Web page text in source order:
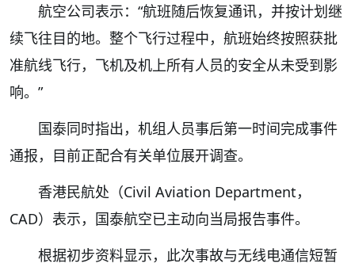
航空公司表示：“航班随后恢复通讯，并按计划继
续飞往目的地。整个飞行过程中，航班始终按照获批
准航线飞行，飞机及机上所有人员的安全从未受到影
响。”
国泰同时指出，机组人员事后第一时间完成事件
通报，目前正配合有关单位展开调查。
香港民航处（Civil Aviation Department，
CAD）表示，国泰航空已主动向当局报告事件。
根据初步资料显示，此次事故与无线电通信短暂